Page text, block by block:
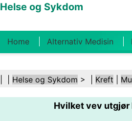
Helse og Sykdom
Home Alternativ Medisin
Kosthold Og Ernæring
Helsebransjen Psykisk Helse
Helse og Sykdom > | Kreft
Hvilket vev utgjør